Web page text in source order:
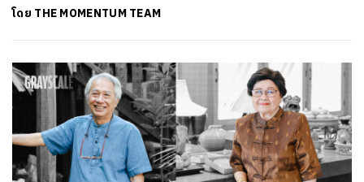
โดย THE MOMENTUM TEAM